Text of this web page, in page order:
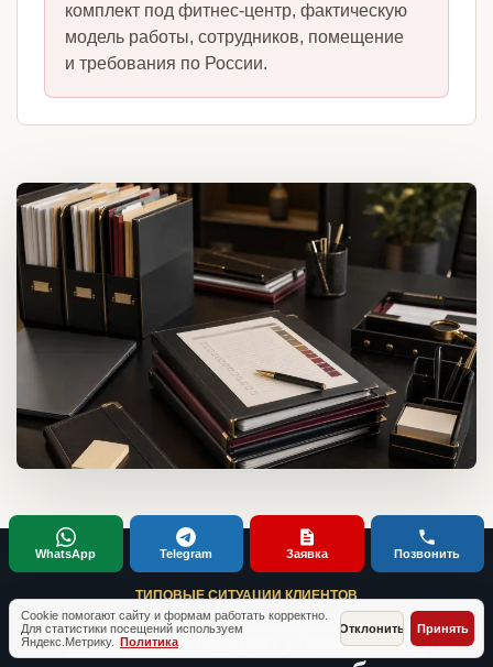
комплект под фитнес-центр, фактическую
модель работы, сотрудников, помещение
и требования по России.
ТИПОВЫЕ СИТУАЦИИ КЛИЕНТОВ
Кейсы по документам,
Cookie помогают сайту и формам работать корректно.
Для статистики посещений используем
Яндекс.Метрику. Политика
Отклонить Принять
WhatsApp Telegram Заявка Позвонить